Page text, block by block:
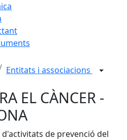
Entitats i associacions
EL CÀNCER -
de prevenció del